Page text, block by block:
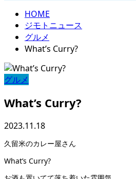
HOME
ジモトニュース
グルメ
What’s Curry?
グルメ
What’s Curry?
2023.11.18
久留米のカレー屋さん
What’s Curry?